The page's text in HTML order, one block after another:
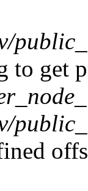
to get